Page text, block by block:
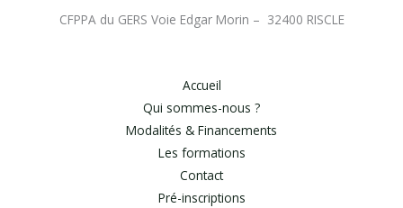
CFPPA du GERS Voie Edgar Morin – 32400 RISCLE
Accueil
Qui sommes-nous ?
Modalités & Financements
Les formations
Contact
Pré-inscriptions